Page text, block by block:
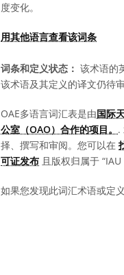
度变化。
用其他语言查看该词条
词条和定义状态： 该术语的
该术语及其定义的译文仍待
OAE多语言词汇表是由国际
公室（OAO）合作的项目。 .
择、撰写和审阅。您可以在
可证发布 且版权归属于 “IAU
如果您发现此词汇术语或定